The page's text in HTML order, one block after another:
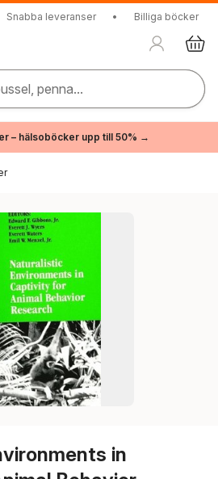
Snabba leveranser • Billiga böcker
penna...
– hälsoböcker upp till 50% →
in